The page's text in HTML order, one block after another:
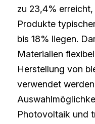
zu 23,4%
Produkte
bis 18% liegen.
Materialien
Herstellung von
verwendet
Photovoltaik und